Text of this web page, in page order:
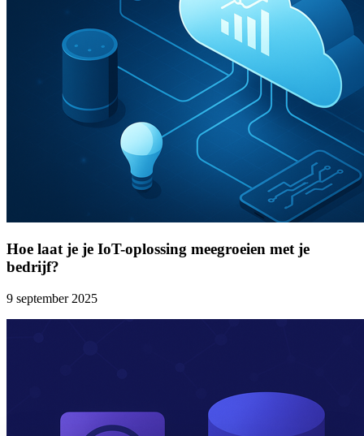
Hoe laat je je IoT-oplossing meegroeien met je
bedrijf?
9 september 2025